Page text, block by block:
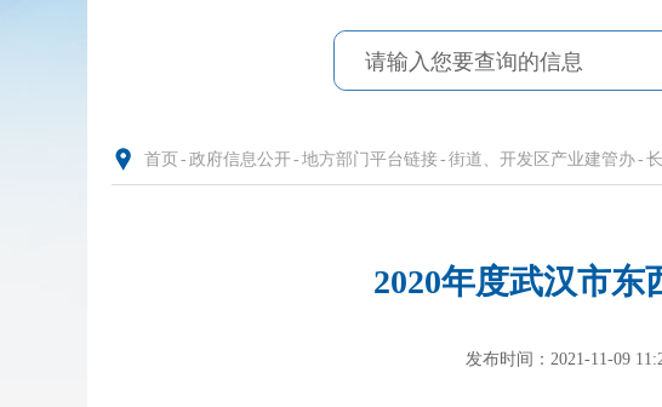
首页 - 政府信息公开- 地方部门平台链接- 街道、开发区产业建管办-
2020年度武汉市
发布时间：2021-11-09